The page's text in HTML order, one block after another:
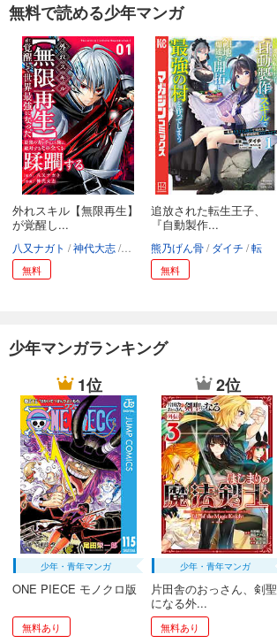
無料で読める少年マンガ
外れスキル【無限再生】
が覚醒し...
八又ナガト 神代大志 アンブル編集部
無料
追放された転生王子、
『自動製作...
熊乃げん骨 ダイチ 転
無料
少年マンガランキング
1位
少年・青年マンガ
ONE PIECE モノクロ版
無料あり
2位
少年・青年マンガ
片田舎のおっさん、剣聖
になる外...
無料あり